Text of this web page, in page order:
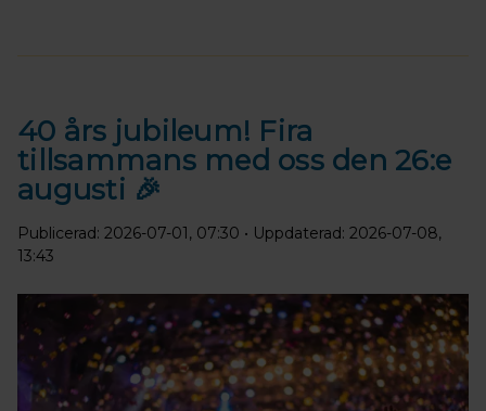
40 års jubileum! Fira
tillsammans med oss den 26:e
augusti 🎉
Publicerad: 2026-07-01, 07:30 • Uppdaterad: 2026-07-08,
13:43